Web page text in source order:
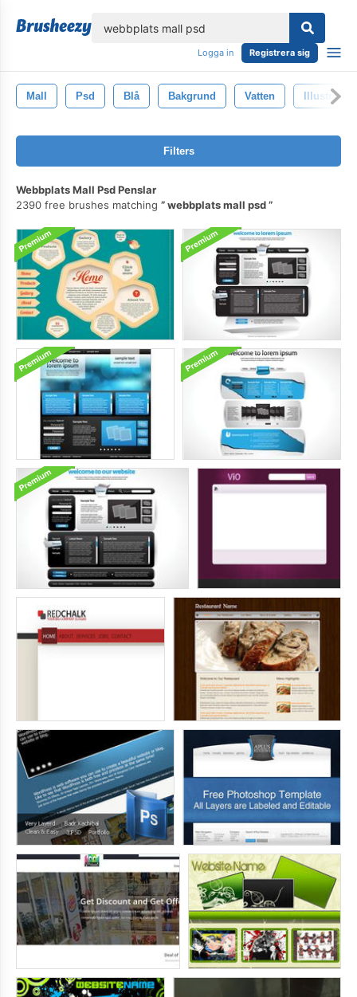
Logga in Registrera sig
Mall Psd Blå Bakgrund Vatten Illustration
Filters
Webbplats Mall Psd Penslar
2390 free brushes matching
webbplats mall psd